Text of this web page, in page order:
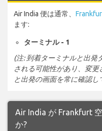
Air India 便は通常、
ます:
ターミナル - 1
(注: 到着ターミナルと出発
される可能性があり、変
と出発の画面を常に確認し
Air India が Frankfurt
か?